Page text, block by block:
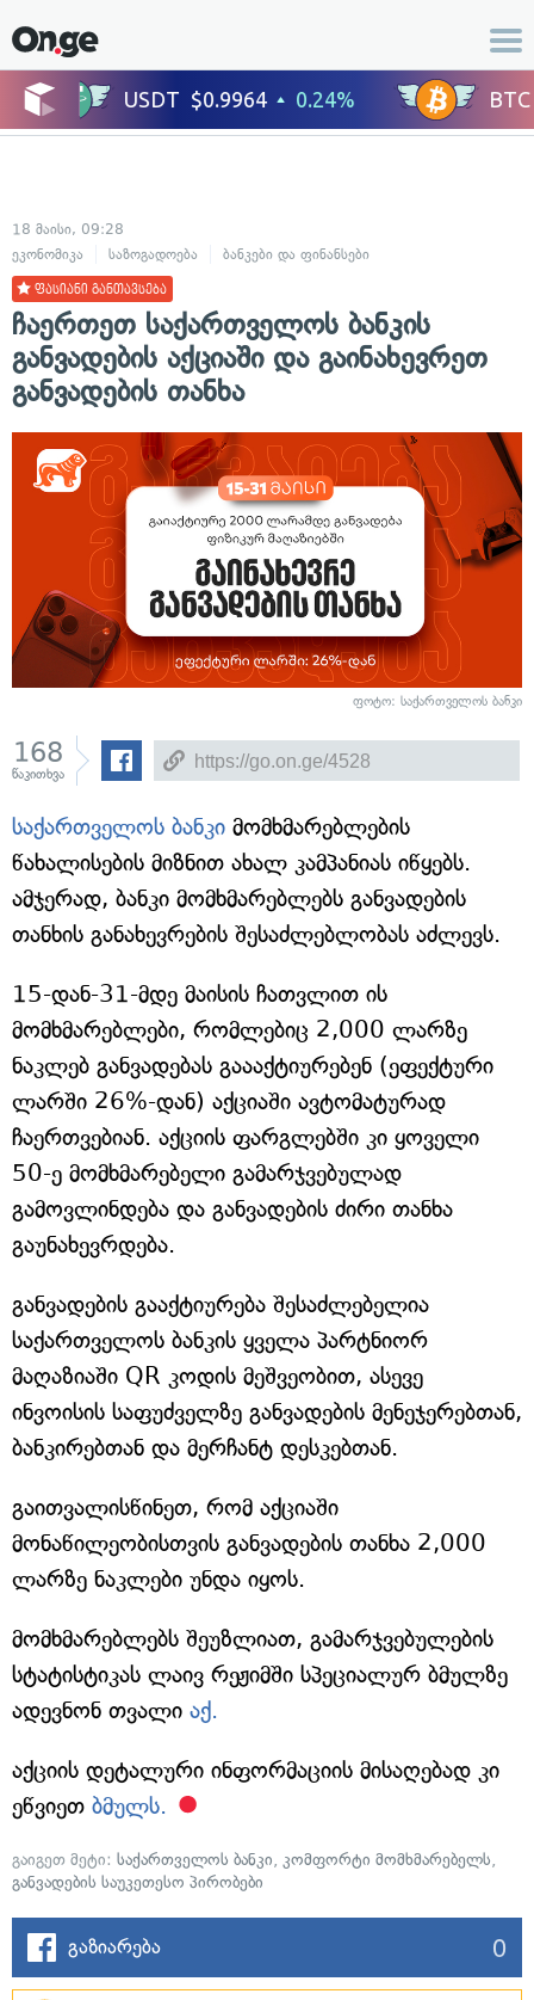
18 მაისი, 09:28
ეკონომიკა
საზოგადოება ბანკები და ფინანსები
ფასიანი განთავსება
ჩაერთეთ საქართველოს ბანკის
განვადების აქციაში და გაინახევრეთ
განვადების თანხა
ფოტო: საქართველოს ბანკი
168
წაკითხვა
საქართველოს ბანკი მომხმარებლების
წახალისების მიზნით ახალ კამპანიას იწყებს.
ამჯერად, ბანკი მომხმარებლებს განვადების
თანხის განახევრების შესაძლებლობას აძლევს.
15-დან-31-მდე მაისის ჩათვლით ის
მომხმარებლები, რომლებიც 2,000 ლარზე
ნაკლებ განვადებას გაააქტიურებენ (ეფექტური
ლარში 26%-დან) აქციაში ავტომატურად
ჩაერთვებიან. აქციის ფარგლებში კი ყოველი
50-ე მომხმარებელი გამარჯვებულად
გამოვლინდება და განვადების ძირი თანხა
გაუნახევრდება.
განვადების გააქტიურება შესაძლებელია
საქართველოს ბანკის ყველა პარტნიორ
მაღაზიაში QR კოდის მეშვეობით, ასევე
ინვოისის საფუძველზე განვადების მენეჯერებთან,
ბანკირებთან და მერჩანტ დესკებთან.
გაითვალისწინეთ, რომ აქციაში
მონაწილეობისთვის განვადების თანხა 2,000
ლარზე ნაკლები უნდა იყოს.
მომხმარებლებს შეუზლიათ, გამარჯვებულების
სტატისტიკას ლაივ რეჟიმში სპეციალურ ბმულზე
ადევნონ თვალი აქ.
აქციის დეტალური ინფორმაციის მისაღებად კი
ეწვიეთ ბმულს.
გაიგეთ მეტი: საქართველოს ბანკი, კომფორტი მომხმარებელს,
განვადების საუკეთესო პირობები
გაზიარება 0